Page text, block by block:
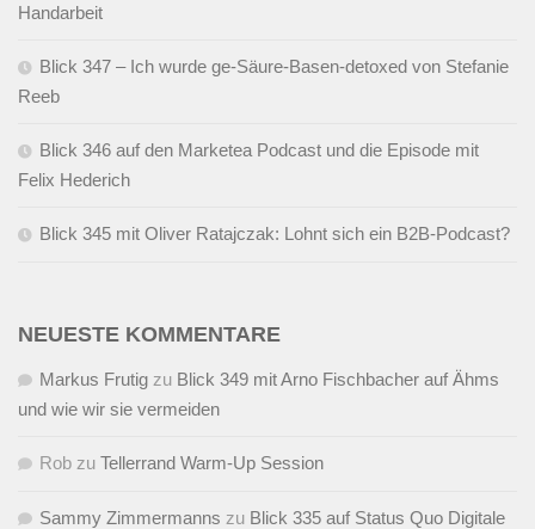
Handarbeit
Blick 347 – Ich wurde ge-Säure-Basen-detoxed von Stefanie
Reeb
Blick 346 auf den Marketea Podcast und die Episode mit
Felix Hederich
Blick 345 mit Oliver Ratajczak: Lohnt sich ein B2B-Podcast?
NEUESTE KOMMENTARE
Markus Frutig zu Blick 349 mit Arno Fischbacher auf Ähms
und wie wir sie vermeiden
Rob zu Tellerrand Warm-Up Session
Sammy Zimmermanns zu Blick 335 auf Status Quo Digitale